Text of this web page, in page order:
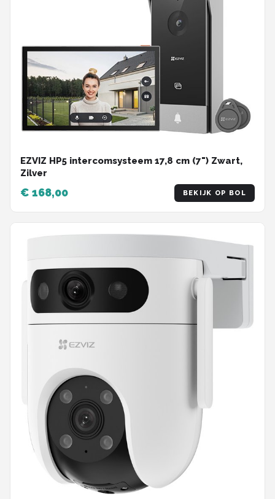
EZVIZ HP5 intercomsysteem 17,8 cm (7") Zwart,
Zilver
€ 168,00 BEKIJK OP BOL